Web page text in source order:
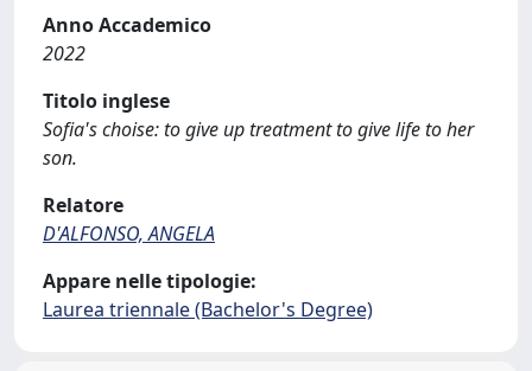
Anno Accademico
2022
Titolo inglese
Sofia's choise: to give up treatment to give life to her
son.
Relatore
D'ALFONSO, ANGELA
Appare nelle tipologie:
Laurea triennale (Bachelor's Degree)